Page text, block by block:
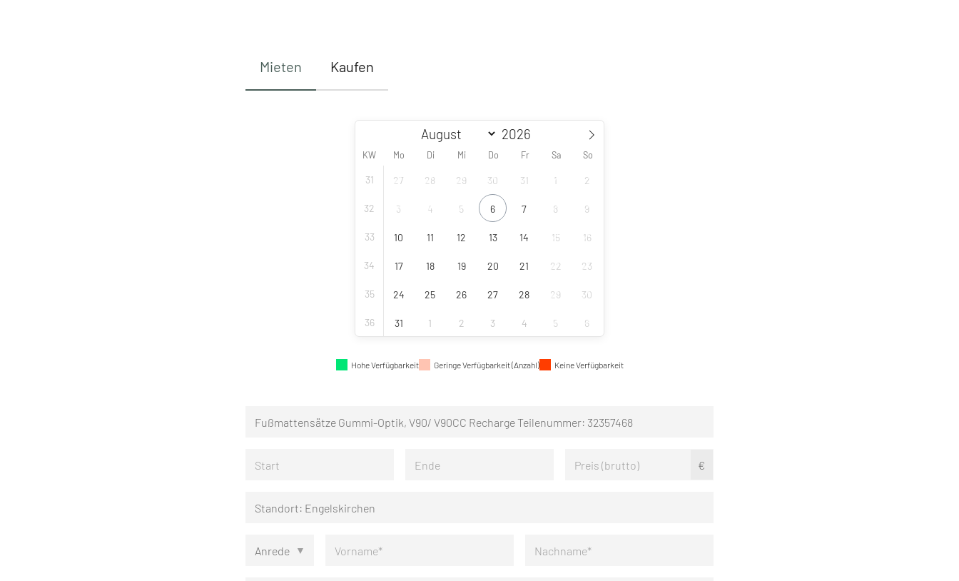
Mieten Kaufen
KW
31
32
33
34
35
36
Mo Di Mi Do Fr Sa So
27 28 29 30 31 1 2
3 4 5 6 7 8 9
10 11 12 13 14 15 16
17 18 19 20 21 22 23
24 25 26 27 28 29 30
31 1 2 3 4 5 6
Hohe Verfügbarkeit Geringe Verfügbarkeit (Anzahl) Keine Verfügbarkeit